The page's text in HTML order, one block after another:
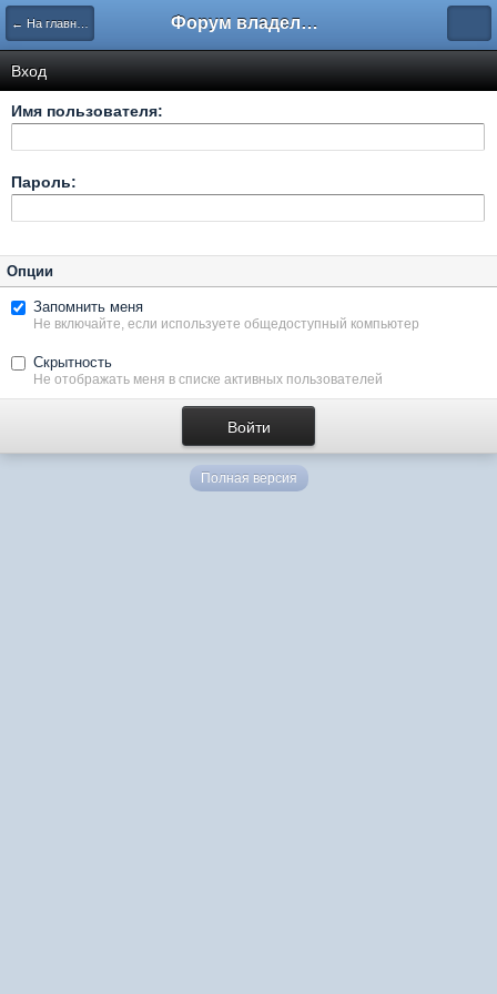
← На главную Форум владельцев интернет-магазинов
Вход
Имя пользователя:
Пароль:
Опции
Запомнить меня
Не включайте, если используете общедоступный компьютер
Скрытность
Не отображать меня в списке активных пользователей
Полная версия